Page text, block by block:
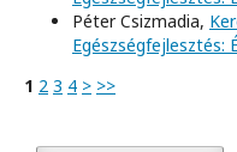
Péter Csizmadia,
Egészségfejlesztés:
1 2 3 4 > >>